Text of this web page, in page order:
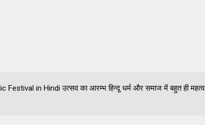
Festival in Hindi उत्सव का आरम्भ हिन्दू धर्म और समाज में बहुत ही महत्व